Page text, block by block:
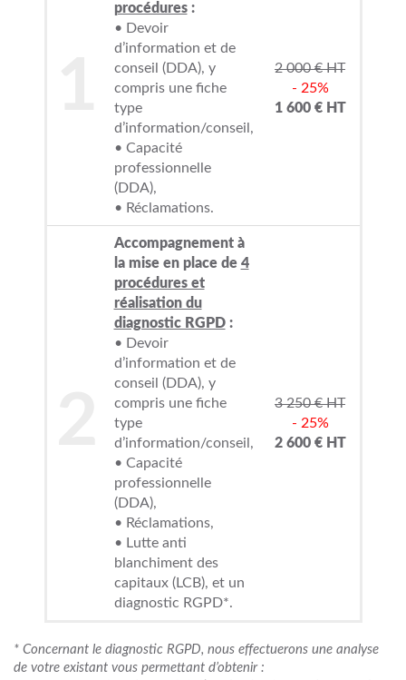
procédures:
• Devoir
d’information et de
conseil (DDA), y
compris une fiche
type
d’information/conseil,
• Capacité
professionnelle
(DDA),
• Réclamations.
2 000 € HT
- 25%
1 600 € HT
Accompagnement à
la mise en place de 4
procédures et
réalisation du
diagnostic RGPD:
• Devoir
d’information et de
conseil (DDA), y
compris une fiche
type
d’information/conseil,
• Capacité
professionnelle
(DDA),
• Réclamations,
• Lutte anti
blanchiment des
capitaux (LCB), et un
diagnostic RGPD*.
3 250 € HT
- 25%
2 600 € HT
* Concernant le diagnostic RGPD, nous effectuerons une analyse
de votre existant vous permettant d’obtenir :